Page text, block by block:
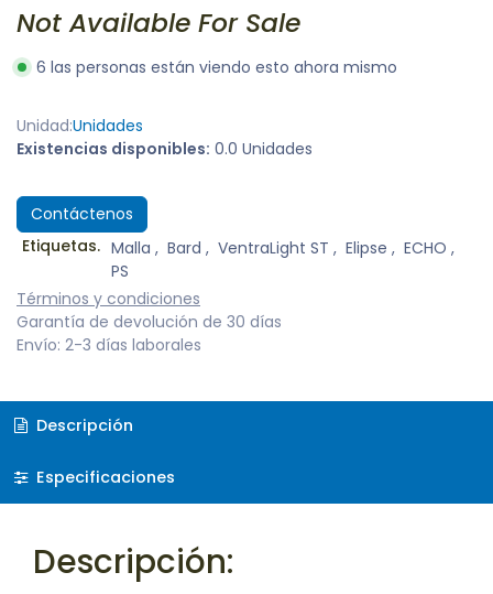
Not Available For Sale
6 las personas están viendo esto ahora mismo
Unidad:Unidades
Existencias disponibles: 0.0 Unidades
Contáctenos
Etiquetas. Malla , Bard , VentraLight ST , Elipse , ECHO ,
PS
Términos y condiciones
Garantía de devolución de 30 días
Envío: 2-3 días laborales
Descripción
Especificaciones
Descripción: